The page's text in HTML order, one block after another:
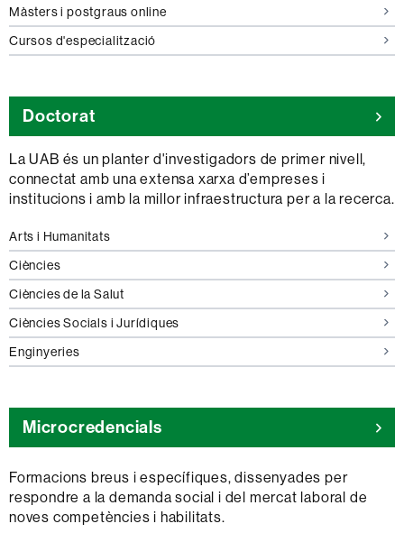
Màsters i postgraus online
Cursos d'especialització
Doctorat
La UAB és un planter d'investigadors de primer nivell,
connectat amb una extensa xarxa d’empreses i
institucions i amb la millor infraestructura per a la recerca.
Doctorats
en
Arts i Humanitats
Doctorats
en
Ciències
Doctorats
en
Ciències de la Salut
Doctorats
en
Ciències Socials i Jurídiques
Doctorats
en
Enginyeries
Microcredencials
Formacions breus i específiques, dissenyades per
respondre a la demanda social i del mercat laboral de
noves competències i habilitats.